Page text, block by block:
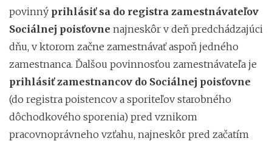
povinný prihlásiť sa do registra zamestnávateľov
Sociálnej poisťovne najneskôr v deň predchádzajúci
dňu, v ktorom začne zamestnávať aspoň jedného
zamestnanca. Ďalšou povinnosťou zamestnávateľa je
prihlásiť zamestnancov do Sociálnej poisťovne
(do registra poistencov a sporiteľov starobného
dôchodkového sporenia) pred vznikom
pracovnoprávneho vzťahu, najneskôr pred začatím